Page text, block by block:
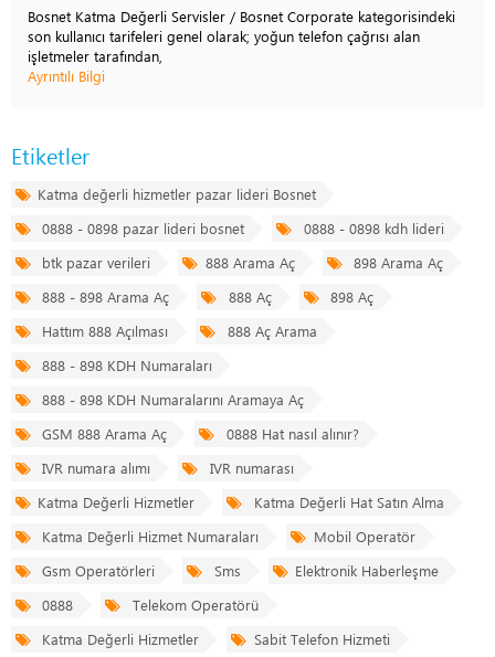
Bosnet Katma Değerli Servisler / Bosnet Corporate kategorisindeki
son kullanıcı tarifeleri genel olarak; yoğun telefon çağrısı alan
işletmeler tarafından,
Ayrıntılı Bilgi
Etiketler
Katma değerli hizmetler pazar lideri Bosnet
0888 - 0898 pazar lideri bosnet
0888 - 0898 kdh lideri
btk pazar verileri
888 Arama Aç
898 Arama Aç
888 - 898 Arama Aç
888 Aç
898 Aç
Hattım 888 Açılması
888 Aç Arama
888 - 898 KDH Numaraları
888 - 898 KDH Numaralarını Aramaya Aç
GSM 888 Arama Aç
0888 Hat nasıl alınır?
IVR numara alımı
IVR numarası
Katma Değerli Hizmetler
Katma Değerli Hat Satın Alma
Katma Değerli Hizmet Numaraları
Mobil Operatör
Gsm Operatörleri
Sms
Elektronik Haberleşme
0888
Telekom Operatörü
Katma Değerli Hizmetler
Sabit Telefon Hizmeti